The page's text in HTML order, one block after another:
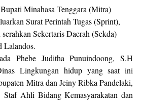
Minahasa Tenggara (Mitra)
Surat Perintah Tugas (Sprint),
Sekertaris Daerah (Sekda)
Lalandos.
Phebe Juditha Punuindoong, S.H
Lingkungan hidup yang saat ini
Mitra dan Jeiny Ribka Pandelaki,
Ahli Bidang Kemasyarakatan dan